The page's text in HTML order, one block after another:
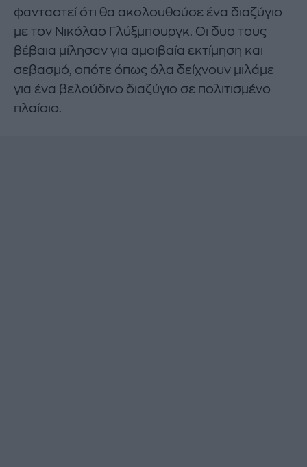
φανταστεί ότι θα ακολουθούσε ένα διαζύγιο
με τον Νικόλαο Γλύξμπουργκ. Οι δυο τους
βέβαια μίλησαν για αμοιβαία εκτίμηση και
σεβασμό, οπότε όπως όλα δείχνουν μιλάμε
για ένα βελούδινο διαζύγιο σε πολιτισμένο
πλαίσιο.